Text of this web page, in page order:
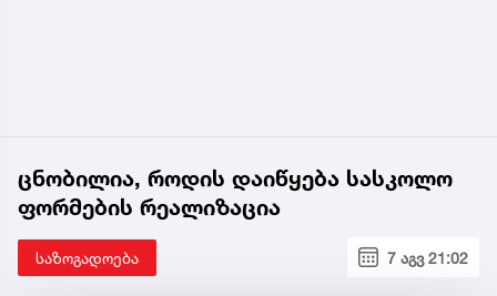
ცნობილია, როდის დაიწყება სასკოლო
ფორმების რეალიზაცია
საზოგადოება 7 აგვ 21:02